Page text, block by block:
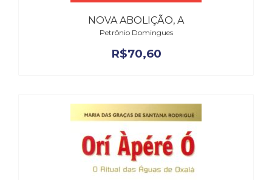
NOVA ABOLIÇÃO, A
Petrônio Domingues
R$70,60